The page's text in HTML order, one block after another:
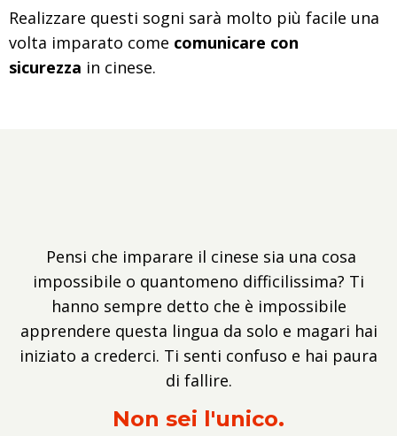
Realizzare questi sogni sarà molto più facile una
volta imparato come comunicare con
sicurezza in cinese.
Pensi che imparare il cinese sia una cosa
impossibile o quantomeno difficilissima? Ti
hanno sempre detto che è impossibile
apprendere questa lingua da solo e magari hai
iniziato a crederci. Ti senti confuso e hai paura
di fallire.
Non sei l'unico.